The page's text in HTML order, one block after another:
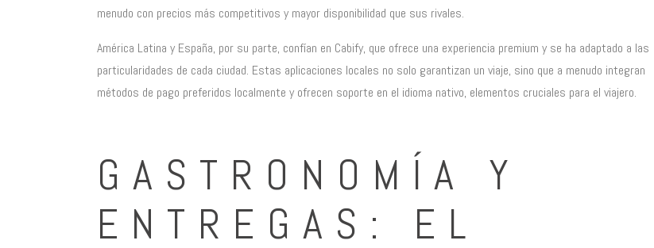
menudo con precios más competitivos y mayor disponibilidad que sus rivales.
América Latina y España, por su parte, confían en Cabify, que ofrece una experiencia premium y se ha adaptado a las
particularidades de cada ciudad. Estas aplicaciones locales no solo garantizan un viaje, sino que a menudo integran
métodos de pago preferidos localmente y ofrecen soporte en el idioma nativo, elementos cruciales para el viajero.
GASTRONOMÍA Y
ENTREGAS: EL